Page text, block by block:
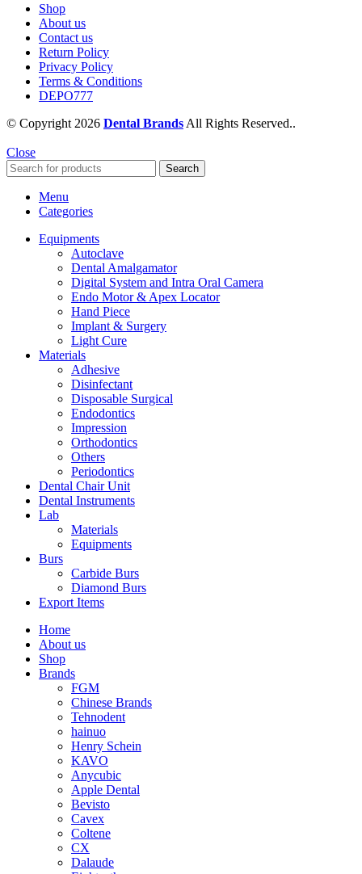
Shop
About us
Contact us
Return Policy
Privacy Policy
Terms & Conditions
DEPO777
© Copyright 2026 Dental Brands All Rights Reserved..
Close
Search
Menu
Categories
Equipments
Autoclave
Dental Amalgamator
Digital System and Intra Oral Camera
Endo Motor & Apex Locator
Hand Piece
Implant & Surgery
Light Cure
Materials
Adhesive
Disinfectant
Disposable Surgical
Endodontics
Impression
Orthodontics
Others
Periodontics
Dental Chair Unit
Dental Instruments
Lab
Materials
Equipments
Burs
Carbide Burs
Diamond Burs
Export Items
Home
About us
Shop
Brands
FGM
Chinese Brands
Tehnodent
hainuo
Henry Schein
KAVO
Anycubic
Apple Dental
Bevisto
Cavex
Coltene
CX
Dalaude